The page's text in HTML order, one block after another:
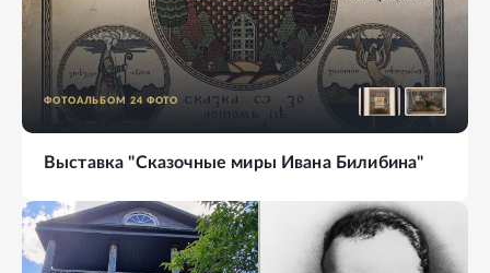
ФОТОАЛЬБОМ 24 ФОТО
Выставка "Сказочные миры Ивана Билибина"